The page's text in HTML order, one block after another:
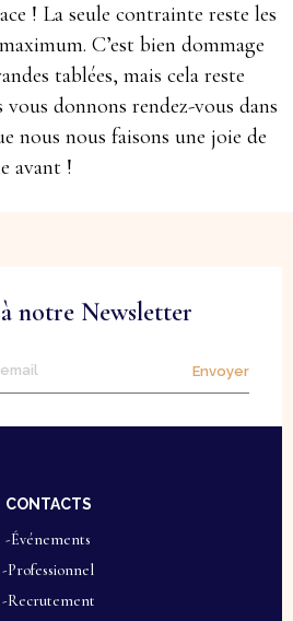
! La seule contrainte reste les
C’est bien dommage
tablées, mais cela reste
vous donnons rendez-vous dans
nous nous faisons une joie de
avant !
notre Newsletter
Envoyer
CONTACTS
-Événements
-Professionnel
-Recrutement